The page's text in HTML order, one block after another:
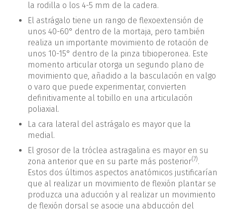
la rodilla o los 4-5 mm de la cadera.
El astrágalo tiene un rango de flexoextensión de
unos 40-60° dentro de la mortaja, pero también
realiza un importante movimiento de rotación de
unos 10-15° dentro de la pinza tibioperonea. Este
momento articular otorga un segundo plano de
movimiento que, añadido a la basculación en valgo
o varo que puede experimentar, convierten
definitivamente al tobillo en una articulación
poliaxial.
La cara lateral del astrágalo es mayor que la
medial.
El grosor de la tróclea astragalina es mayor en su
zona anterior que en su parte más posterior(7).
Estos dos últimos aspectos anatómicos justificarían
que al realizar un movimiento de flexión plantar se
produzca una aducción y al realizar un movimiento
de flexión dorsal se asocie una abducción del